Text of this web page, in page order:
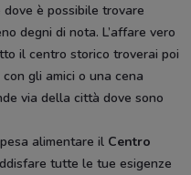
è possibile trovare
degni di nota. L’affare vero
il centro storico troverai poi
gli amici o una cena
via della città dove sono
alimentare il Centro
tutte le tue esigenze